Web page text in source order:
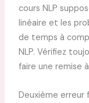
cours NLP
linéaire et les
de temps à
NLP. Vérifiez
faire une remise
Deuxième erreur